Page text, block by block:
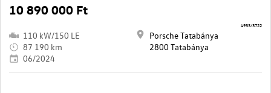
10 890 000 Ft
110 kW/150 LE
87 190 km
06/2024
Porsche Tatabánya
2800 Tatabánya
4933/3722